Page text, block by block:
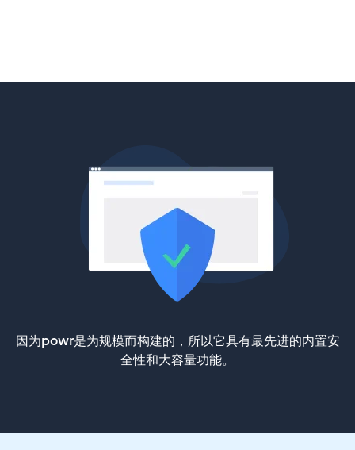
因为powr是为规模而构建的，所以它具有最先进的内置安
全性和大容量功能。